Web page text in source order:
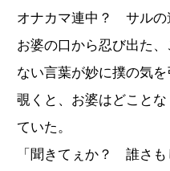
オナカマ連中？ サルの
お婆の口から忍び出た
ない言葉が妙に撲の気
覗くと、お婆はどこと
ていた。
「聞きてぇか？ 誰さ